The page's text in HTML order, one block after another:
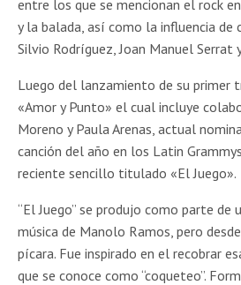
entre los que se mencionan el rock
y la balada, así como la influencia de
Silvio Rodríguez, Joan Manuel Serrat
Luego del lanzamiento de su primer
«Amor y Punto» el cual incluye
Moreno y Paula Arenas, actual
canción del año en los Latin
reciente sencillo titulado «El Juego».
“El Juego” se produjo como parte de
música de Manolo Ramos, pero
pícara. Fue inspirado en el recobrar
que se conoce como “coqueteo”.